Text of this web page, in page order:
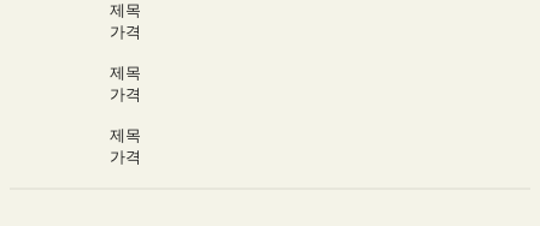
제목
가격
제목
가격
제목
가격